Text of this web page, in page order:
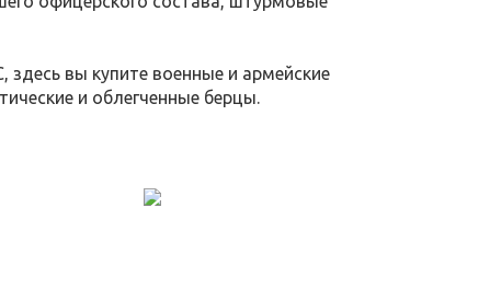
вы купите военные и армейские
и облегченные берцы.